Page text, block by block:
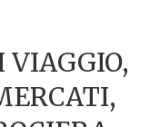
VIAGGIO,